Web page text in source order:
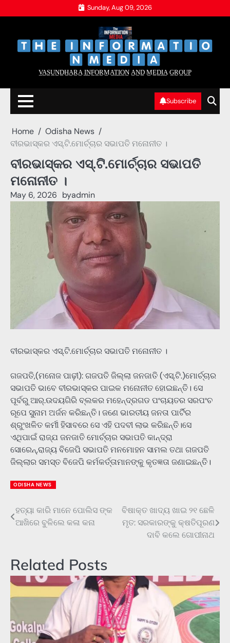
to
Sunday, Aug 09, 2026
V̲A̲S̲U̲N̲D̲H̲A̲R̲A̲ I̲N̲F̲O̲R̲M̲A̲T̲I̲O̲N̲ A̲N̲D̲ M̲E̲D̲I̲A̲ G̲R̲O̲U̲P̲
Subscribe
Home
Odisha News
ବୀରଭାସ୍କର ଏସ୍.ଟି.ମୋର୍ଚ୍ଚାର ସଭାପତି ମନୋନୀତ ।
ବୀରଭାସ୍କର ଏସ୍.ଟି.ମୋର୍ଚ୍ଚାର ସଭାପତି
ମନୋନୀତ ।
May 6, 2026 byadmin
ବୀରଭାସ୍କର ଏସ୍.ଟି.ମୋର୍ଚ୍ଚାର ସଭାପତି ମନୋନୀତ ।
ଗଜପତି,(ମନୋଜ ପାଢ଼ୀ): ଗଜପତି ଜିଲ୍ଲା ଜନଜାତି (ଏସ୍.ଟି.)ମୋର୍ଚ୍ଚାର
ସଭାପତି ଭାବେ ବୀରଭାସ୍କର ପାଇକ ମନୋନୀତ ହୋଇଛନ୍ତି। ସେ
ପୂର୍ବରୁ ଆର୍.ଉଦୟଗିରି ବ୍ଲକର ମହେନ୍ଦ୍ରଗଡ ପଂଚାୟତର ସରପଂଚ
ରୂପେ ସୁନାମ ଅର୍ଜନ କରିଛନ୍ତି। ଜଣେ ଭାରତୀୟ ଜନତା ପାର୍ଟିର
ଶ୍ରୁଂଖଳିତ କର୍ମୀ ହିସାବରେ ସେ ଏହି ପଦବୀ ଲାଭ କରିଛନ୍ତି।ସେ
ଏଥିପାଇଁ ରାଜ୍ଯ ଜନଜାତି ମୋର୍ଚ୍ଚାର ସଭାପତି କାନ୍ଦ୍ରା
ସୋରେନ୍,ରାଜ୍ୟ ବିଜେପି ସଭାପତି ମନମୋହନ ସାମଲ ତଥା ଗଜପତି
ଜିଲ୍ଲାର ସମସ୍ତ ବିଜେପି କର୍ମକର୍ତ୍ତାମାନଙ୍କୁ କୃତଜ୍ଞତା ଜଣାଇଛନ୍ତି।
ODISHA NEWS
Post
navigation
ହତ୍ୟା କାରି ମାନେ ପୋଲିସ ଙ୍କ
ଆଖିରେ ବୁଳିଲେ କଳା କନା
ବିଷାକ୍ତ ଖାଦ୍ୟ ଖାଇ ୨୧ ଛେଳି
ମୃତ: ସରକାରଙ୍କୁ କ୍ଷତିପୂରଣ
ଦାବି କଲେ ଗୋପୀନାଥ
Related Posts